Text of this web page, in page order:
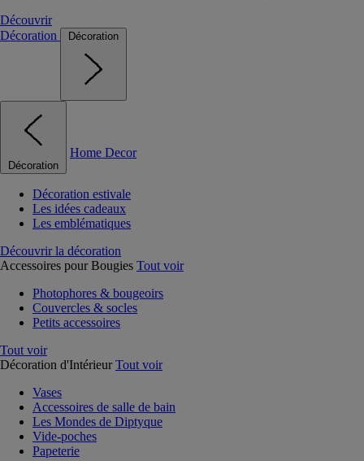
Découvrir
Décoration
Décoration
Décoration
Home Decor
Décoration estivale
Les idées cadeaux
Les emblématiques
Découvrir la décoration
Accessoires pour Bougies Tout voir
Photophores & bougeoirs
Couvercles & socles
Petits accessoires
Tout voir
Décoration d'Intérieur Tout voir
Vases
Accessoires de salle de bain
Les Mondes de Diptyque
Vide-poches
Papeterie